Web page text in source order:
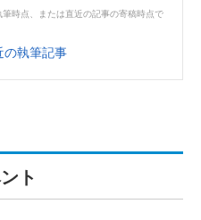
時点、または直近の記事の寄稿時点で
の執筆記事
ト